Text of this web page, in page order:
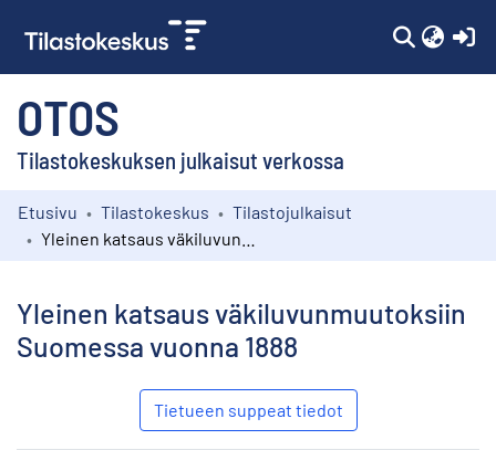
OTOS
Tilastokeskuksen julkaisut verkossa
Kokoelmat
Etusivu Tilastokeskus
Tilastojulkaisut
Yleinen katsaus väkiluvunmuutoksiin
Suomessa vuonna 1888
Tietueen suppeat tiedot